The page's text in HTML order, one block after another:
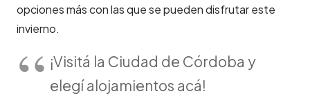
opciones más con las que se pueden disfrutar este
invierno.
¡Visitá la Ciudad de Córdoba y
elegí alojamientos acá!